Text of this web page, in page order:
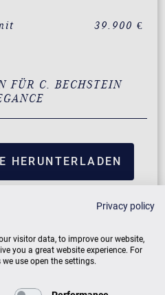
39.900 €
FÜR C. BECHSTEIN
HERUNTERLADEN
Privacy policy
visitor data, to improve our website,
you a great website experience. For
use open the settings.